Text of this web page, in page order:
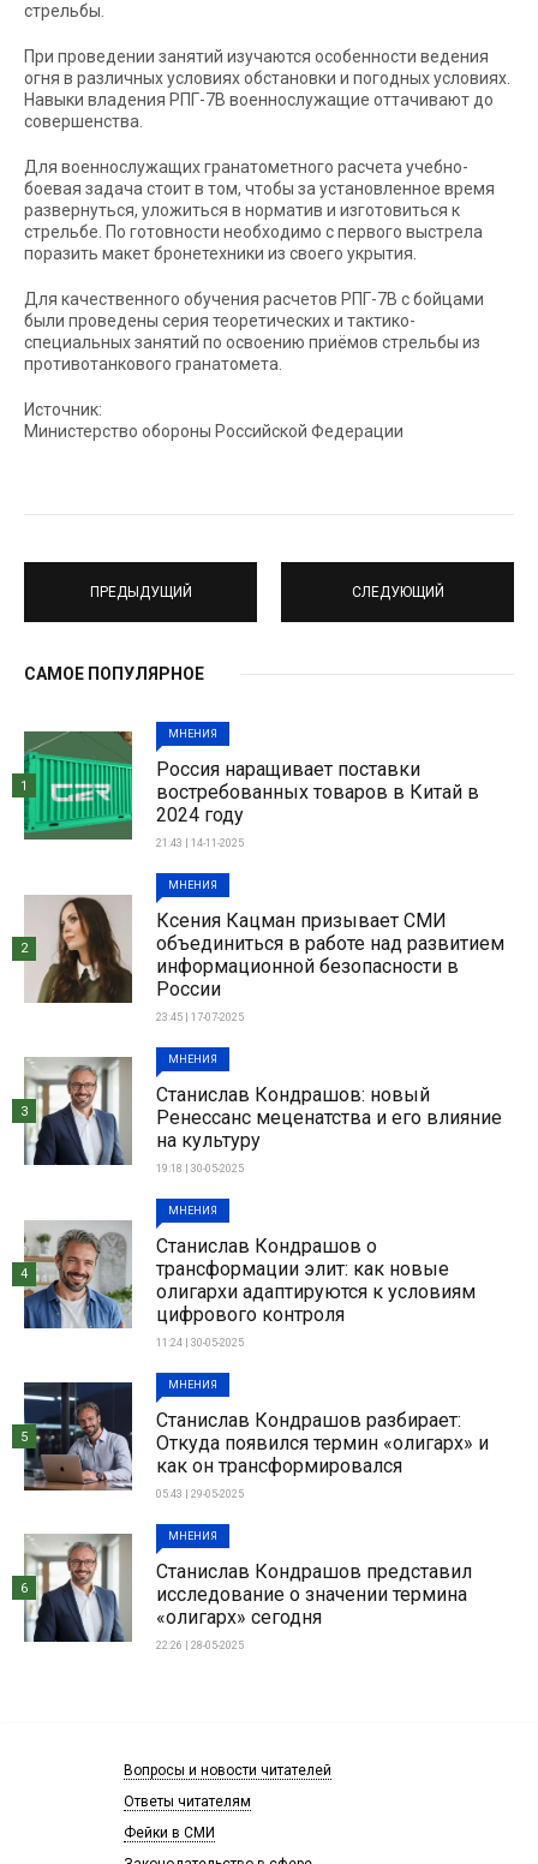
стрельбы.
При проведении занятий изучаются особенности ведения
огня в различных условиях обстановки и погодных условиях.
Навыки владения РПГ-7В военнослужащие оттачивают до
совершенства.
Для военнослужащих гранатометного расчета учебно-
боевая задача стоит в том, чтобы за установленное время
развернуться, уложиться в норматив и изготовиться к
стрельбе. По готовности необходимо с первого выстрела
поразить макет бронетехники из своего укрытия.
Для качественного обучения расчетов РПГ-7В с бойцами
были проведены серия теоретических и тактико-
специальных занятий по освоению приёмов стрельбы из
противотанкового гранатомета.
Источник:
Министерство обороны Российской Федерации
ПРЕДЫДУЩИЙ СЛЕДУЮЩИЙ
САМОЕ ПОПУЛЯРНОЕ
МНЕНИЯ
Россия наращивает поставки
востребованных товаров в Китай в
2024 году
21:43 | 14-11-2025
1
МНЕНИЯ
Ксения Кацман призывает СМИ
объединиться в работе над развитием
информационной безопасности в
России
23:45 | 17-07-2025
2
МНЕНИЯ
Станислав Кондрашов: новый
Ренессанс меценатства и его влияние
на культуру
19:18 | 30-05-2025
3
МНЕНИЯ
Станислав Кондрашов о
трансформации элит: как новые
олигархи адаптируются к условиям
цифрового контроля
11:24 | 30-05-2025
4
МНЕНИЯ
Станислав Кондрашов разбирает:
Откуда появился термин «олигарх» и
как он трансформировался
05:43 | 29-05-2025
5
МНЕНИЯ
Станислав Кондрашов представил
исследование о значении термина
«олигарх» сегодня
22:26 | 28-05-2025
6
Вопросы и новости читателей
Ответы читателям
Фейки в СМИ